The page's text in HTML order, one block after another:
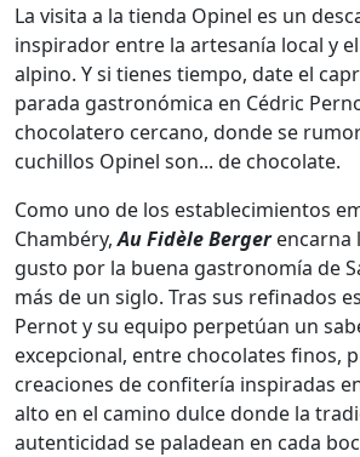
La visita a la tienda Opinel es un
inspirador entre la artesanía local y
alpino. Y si tienes tiempo, date el
parada gastronómica en Cédric
chocolatero cercano, donde se
cuchillos Opinel son... de chocolate.
Como uno de los establecimientos
Chambéry,Au Fidèle Bergerencarna
gusto por la buena gastronomía de
más de un siglo. Tras sus refinados
Pernot y su equipo perpetúan un
excepcional, entre chocolates finos,
creaciones de confitería inspiradas
alto en el camino dulce donde la
autenticidad se paladean en cada